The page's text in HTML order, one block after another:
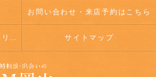
お問い合わせ・来店予約はこちら
特定商取引法&プライバシーポリシー サイトマップ